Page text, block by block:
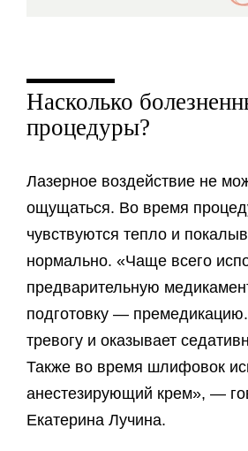
Насколько
процедуры?
Лазерное воздействие не
ощущаться. Во время
чувствуются тепло и
нормально. «Чаще всего
предварительную
подготовку —
тревогу и оказывает
Также во время шлифовок
анестезирующий крем», —
Екатерина Лучина.